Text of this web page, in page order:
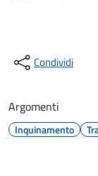
Condividi
Argomenti
Inquinamento